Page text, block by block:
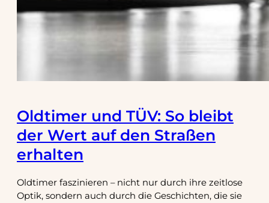
Oldtimer und TÜV: So bleibt
der Wert auf den Straßen
erhalten
Oldtimer faszinieren – nicht nur durch ihre zeitlose
Optik, sondern auch durch die Geschichten, die sie